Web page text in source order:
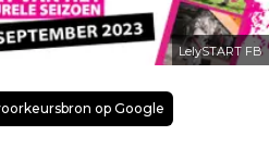
LelySTART FB
op Google